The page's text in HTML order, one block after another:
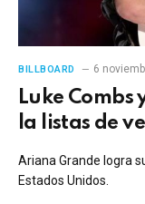
BILLBOARD 6
Luke
la listas de
Ariana Grande logra
Estados Unidos.